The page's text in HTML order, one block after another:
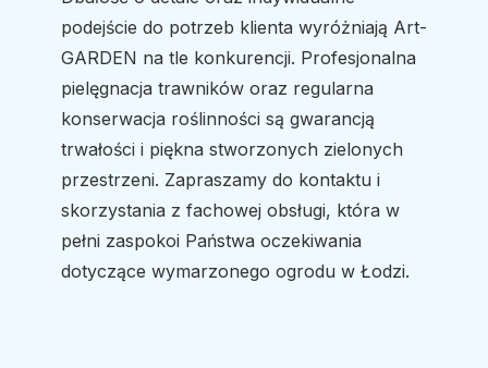
podejście do potrzeb klienta wyróżniają Art-
GARDEN na tle konkurencji. Profesjonalna
pielęgnacja trawników oraz regularna
konserwacja roślinności są gwarancją
trwałości i piękna stworzonych zielonych
przestrzeni. Zapraszamy do kontaktu i
skorzystania z fachowej obsługi, która w
pełni zaspokoi Państwa oczekiwania
dotyczące wymarzonego ogrodu w Łodzi.